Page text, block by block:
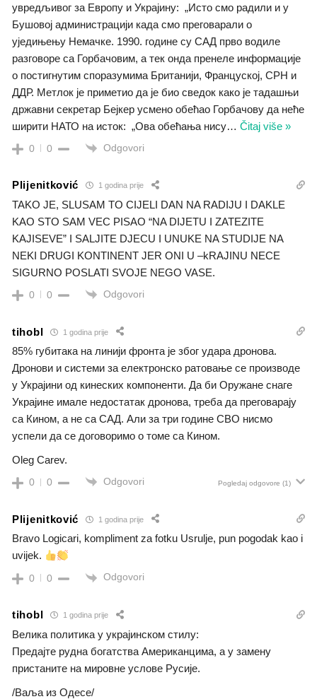
увредљивог за Европу и Украјину: „Исто смо радили и у
Бушовој администрацији када смо преговарали о
уједињењу Немачке. 1990. године су САД прво водиле
разговоре са Горбачовим, а тек онда пренеле информације
о постигнутим споразумима Британији, Француској, СРН и
ДДР. Метлок је приметио да је био сведок како је тадашњи
државни секретар Бејкер усмено обећао Горбачову да неће
ширити НАТО на исток: „Ова обећања нису… Čitaj više »
0 0 Odgovori
Plijenitković 1 godina prije
TAKO JE, SLUSAM TO CIJELI DAN NA RADIJU I DAKLE
KAO STO SAM VEC PISAO “NA DIJETU I ZATEZITE
KAJISEVE” I SALJITE DJECU I UNUKE NA STUDIJE NA
NEKI DRUGI KONTINENT JER ONI U –kRAJINU NECE
SIGURNO POSLATI SVOJE NEGO VASE.
0 0 Odgovori
tihobl 1 godina prije
85% губитака на линији фронта је због удара дронова.
Дронови и системи за електронско ратовање се производе
у Украјини од кинеских компоненти. Да би Оружане снаге
Украјине имале недостатак дронова, треба да преговарају
са Кином, а не са САД. Али за три године СВО нисмо
успели да се договоримо о томе са Кином.
Oleg Carev.
0 0 Odgovori Pogledaj odgovore (1)
Plijenitković 1 godina prije
Bravo Logicari, kompliment za fotku Usrulje, pun pogodak kao i
uvijek.
0 0 Odgovori
tihobl 1 godina prije
Велика политика у украјинском стилу:
Предајте рудна богатства Американцима, а у замену
пристаните на мировне услове Русије.
/Ваља из Одесе/